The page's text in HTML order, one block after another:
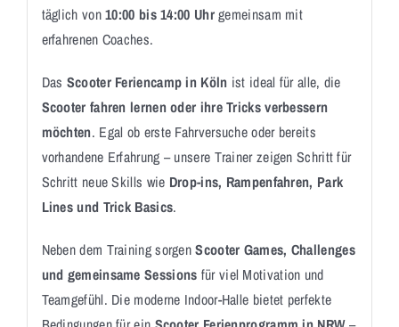
täglich von10:00 bis 14:00 Uhrgemeinsam mit
erfahrenen Coaches.
Das Scooter Feriencamp in Köln ist ideal für alle, die
Scooter fahren lernen oder ihre Tricks verbessern
möchten. Egal ob erste Fahrversuche oder bereits
vorhandene Erfahrung – unsere Trainer zeigen Schritt für
Schritt neue Skills wie Drop-ins, Rampenfahren, Park
Lines und Trick Basics.
Neben dem Training sorgenScooter Games, Challenges
und gemeinsame Sessions für viel Motivation und
Teamgefühl. Die moderne Indoor-Halle bietet perfekte